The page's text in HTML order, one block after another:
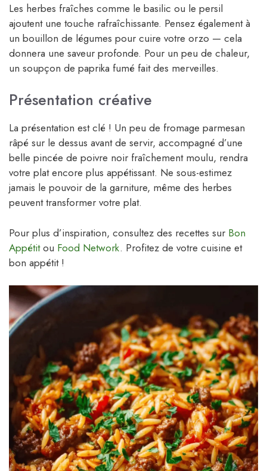
Les herbes fraîches comme le basilic ou le persil
ajoutent une touche rafraîchissante. Pensez également à
un bouillon de légumes pour cuire votre orzo — cela
donnera une saveur profonde. Pour un peu de chaleur,
un soupçon de paprika fumé fait des merveilles.
Présentation créative
La présentation est clé ! Un peu de fromage parmesan
râpé sur le dessus avant de servir, accompagné d’une
belle pincée de poivre noir fraîchement moulu, rendra
votre plat encore plus appétissant. Ne sous-estimez
jamais le pouvoir de la garniture, même des herbes
peuvent transformer votre plat.
Pour plus d’inspiration, consultez des recettes sur Bon
Appétitou Food Network. Profitez de votre cuisine et
bon appétit !